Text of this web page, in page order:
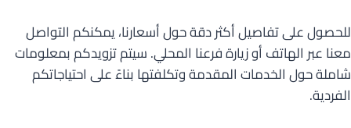
للحصول على تفاصيل أكثر دقة حول أسعارنا، يمكنكم التواصل
معنا عبر الهاتف أو زيارة فرعنا المحلي. سيتم تزويدكم بمعلومات
شاملة حول الخدمات المقدمة وتكلفتها بناءً على احتياجاتكم
الفردية.